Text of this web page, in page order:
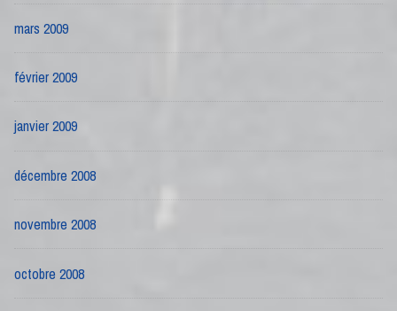
mars 2009
février 2009
janvier 2009
décembre 2008
novembre 2008
octobre 2008